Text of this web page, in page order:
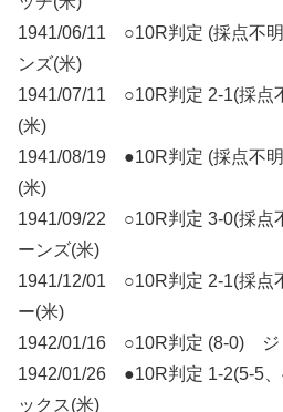
1941/06/11 ○10R判定 (採点不
ンズ(米)
1941/07/11 ○10R判定 2-1(採点
(米)
1941/08/19 ●10R判定 (採点不
(米)
1941/09/22 ○10R判定 3-0(採点
ーンズ(米)
1941/12/01 ○10R判定 2-1(採点
ー(米)
1942/01/16 ○10R判定 (8-0) ジ
1942/01/26 ●10R判定 1-2(5-5
ックス(米)